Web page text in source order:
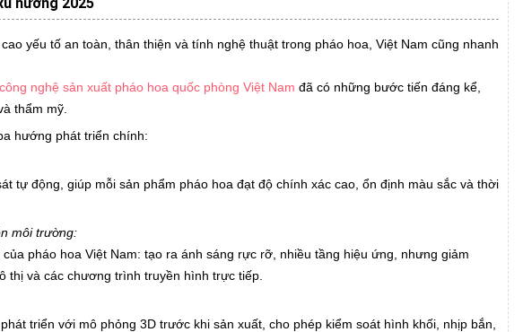
yếu tố an toàn, thân thiện và tính nghệ thuật trong pháo hoa, Việt Nam cũng nhanh
công nghệ sản xuất pháo hoa quốc phòng Việt Nam đã có những bước tiến đáng kể,
thẩm mỹ.
hướng phát triển chính:
tự động, giúp mỗi sản phẩm pháo hoa đạt độ chính xác cao, ổn định màu sắc và thời
môi trường:
pháo hoa Việt Nam: tạo ra ánh sáng rực rỡ, nhiều tầng hiệu ứng, nhưng giảm
thị và các chương trình truyền hình trực tiếp.
triển với mô phỏng 3D trước khi sản xuất, cho phép kiểm soát hình khối, nhịp bắn,